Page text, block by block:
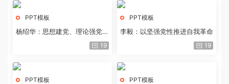
PPT模板
杨绍华：思想建党、理论强党的
19
PPT模板
李毅：以坚强党性推进自我革命
19
PPT模板 PPT模板